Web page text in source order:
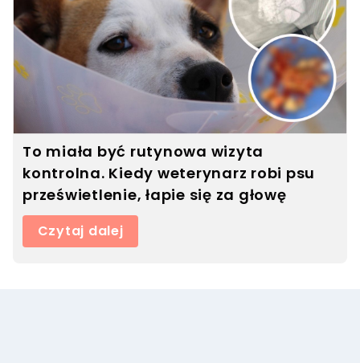
To miała być rutynowa wizyta
kontrolna. Kiedy weterynarz robi psu
prześwietlenie, łapie się za głowę
Czytaj dalej